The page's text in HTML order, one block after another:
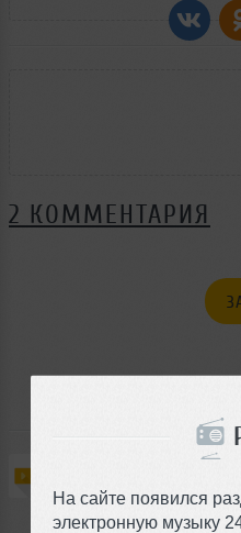
На сайте появился
электронную музыку
2 КОММЕНТАРИЯ
Pravilnaja fraza